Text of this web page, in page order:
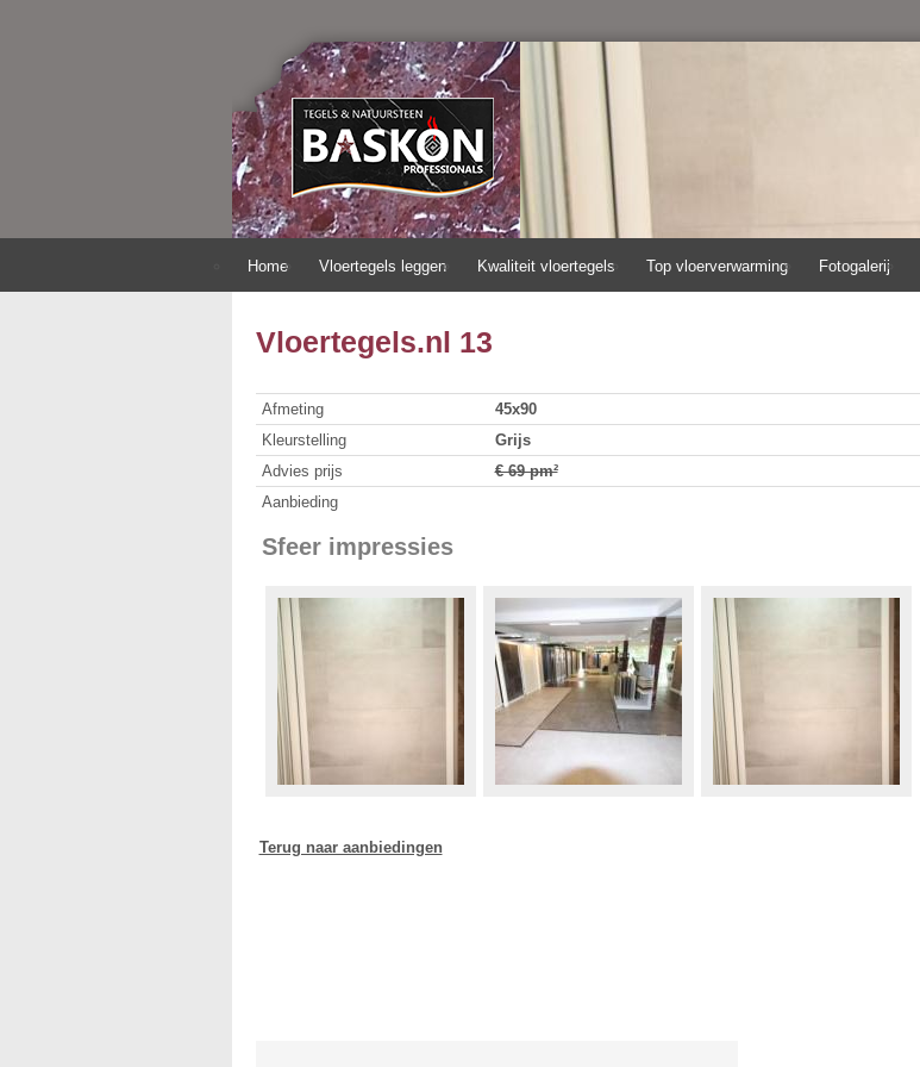
Home Vloertegels leggen Kwaliteit vloertegels Top vloerverwarming Fotogalerij
Vloertegels.nl 13
Afmeting
45x90
Kleurstelling
Grijs
Advies prijs
€ 69 pm²
Aanbieding
Sfeer impressies
Terug naar aanbiedingen